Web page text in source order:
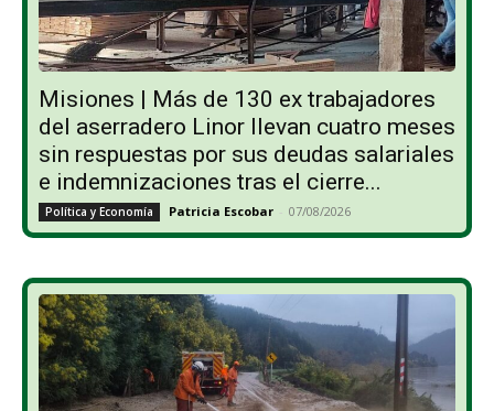
Misiones | Más de 130 ex trabajadores
del aserradero Linor llevan cuatro meses
sin respuestas por sus deudas salariales
e indemnizaciones tras el cierre...
Política y Economía Patricia Escobar - 07/08/2026